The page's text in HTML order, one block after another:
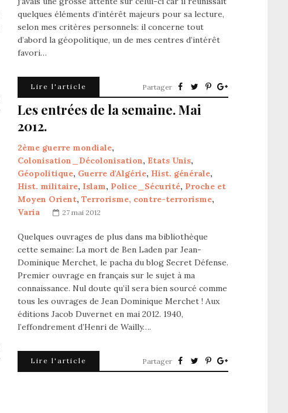
quelques éléments d’intérêt majeurs pour sa lecture,
selon mes critères personnels: il concerne tout
d’abord la géopolitique, un de mes centres d’intérêt
favori…
Lire l'article Partager
Les entrées de la semaine. Mai
2012.
2ème guerre mondiale,
Colonisation_Décolonisation, Etats Unis,
Géopolitique, Guerre d'Algérie, Hist. générale,
Hist. militaire, Islam, Police_Sécurité, Proche et
Moyen Orient, Terrorisme, contre-terrorisme,
Varia
27 mai 2012
Quelques ouvrages de plus dans ma bibliothèque
cette semaine: La mort de Ben Laden par Jean-
Dominique Merchet, le pacha du blog Secret Défense.
Premier ouvrage en français sur le sujet à ma
connaissance. Nul doute qu’il sera bien sourcé comme
tous les ouvrages de Jean Dominique Merchet ! Aux
éditions Jacob Duvernet en mai 2012. 1940,
l’effondrement d’Henri de Wailly….
Lire l'article Partager